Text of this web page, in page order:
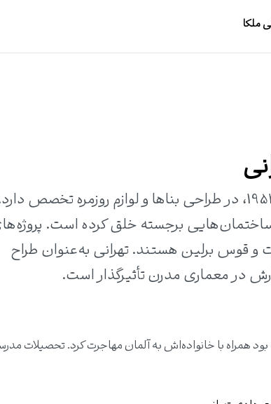
ملکا
هادی تهرانی، معمار و طراح ایرانی-آلمانی متولد 1954، در طراحی بناها و لوازم روزمره
ساختمان‌هایی برجسته خلق کرده است.
و قوس برلین هستند. تهرانی به‌عنوان طراح
در معماری مدرن تأثیرگذار است.
شش ساله که بود همراه با خانواده‌اش به آلمان مهاجرت کرد. تحصیلات